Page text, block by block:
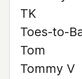
TK
Toes-to-
Tom
Tommy V